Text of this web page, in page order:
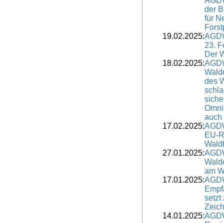
der
für
19.02.2025:
23.
Der
18.02.2025:
des
auch
17.02.2025:
EU-
27.01.2025:
am
17.01.2025:
setzt
14.01.2025: